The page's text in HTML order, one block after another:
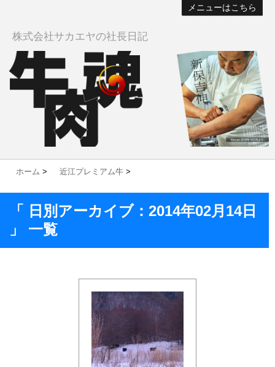
メニューはこちら
株式会社サカエヤの社長日記
ホーム > 近江プレミアム牛 >
「 日別アーカイブ：2014年02月14日
」 一覧